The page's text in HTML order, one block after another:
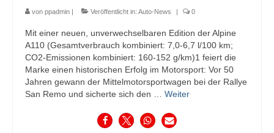
von ppadmin Veröffentlicht in: Auto-News 0
Mit einer neuen, unverwechselbaren Edition der Alpine
A110 (Gesamtverbrauch kombiniert: 7,0-6,7 l/100 km;
CO2-Emissionen kombiniert: 160-152 g/km)1 feiert die
Marke einen historischen Erfolg im Motorsport: Vor 50
Jahren gewann der Mittelmotorsportwagen bei der Rallye
San Remo und sicherte sich den … Weiter